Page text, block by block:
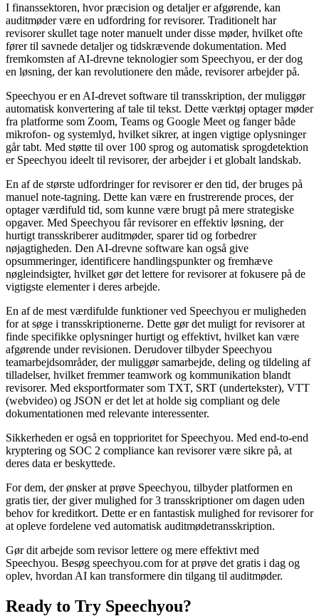
I finanssektoren, hvor præcision og detaljer er afgørende, kan
auditmøder være en udfordring for revisorer. Traditionelt har
revisorer skullet tage noter manuelt under disse møder, hvilket ofte
fører til savnede detaljer og tidskrævende dokumentation. Med
fremkomsten af AI-drevne teknologier som Speechyou, er der dog
en løsning, der kan revolutionere den måde, revisorer arbejder på.
Speechyou er en AI-drevet software til transskription, der muliggør
automatisk konvertering af tale til tekst. Dette værktøj optager møder
fra platforme som Zoom, Teams og Google Meet og fanger både
mikrofon- og systemlyd, hvilket sikrer, at ingen vigtige oplysninger
går tabt. Med støtte til over 100 sprog og automatisk sprogdetektion
er Speechyou ideelt til revisorer, der arbejder i et globalt landskab.
En af de største udfordringer for revisorer er den tid, der bruges på
manuel note-tagning. Dette kan være en frustrerende proces, der
optager værdifuld tid, som kunne være brugt på mere strategiske
opgaver. Med Speechyou får revisorer en effektiv løsning, der
hurtigt transskriberer auditmøder, sparer tid og forbedrer
nøjagtigheden. Den AI-drevne software kan også give
opsummeringer, identificere handlingspunkter og fremhæve
nøgleindsigter, hvilket gør det lettere for revisorer at fokusere på de
vigtigste elementer i deres arbejde.
En af de mest værdifulde funktioner ved Speechyou er muligheden
for at søge i transskriptionerne. Dette gør det muligt for revisorer at
finde specifikke oplysninger hurtigt og effektivt, hvilket kan være
afgørende under revisionen. Derudover tilbyder Speechyou
teamarbejdsområder, der muliggør samarbejde, deling og tildeling af
tilladelser, hvilket fremmer teamwork og kommunikation blandt
revisorer. Med eksportformater som TXT, SRT (undertekster), VTT
(webvideo) og JSON er det let at holde sig compliant og dele
dokumentationen med relevante interessenter.
Sikkerheden er også en topprioritet for Speechyou. Med end-to-end
kryptering og SOC 2 compliance kan revisorer være sikre på, at
deres data er beskyttede.
For dem, der ønsker at prøve Speechyou, tilbyder platformen en
gratis tier, der giver mulighed for 3 transskriptioner om dagen uden
behov for kreditkort. Dette er en fantastisk mulighed for revisorer for
at opleve fordelene ved automatisk auditmødetransskription.
Gør dit arbejde som revisor lettere og mere effektivt med
Speechyou. Besøg speechyou.com for at prøve det gratis i dag og
oplev, hvordan AI kan transformere din tilgang til auditmøder.
Ready to Try Speechyou?